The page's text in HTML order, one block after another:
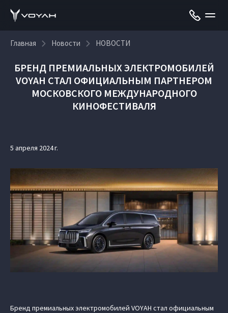
Главная Новости НОВОСТИ
БРЕНД ПРЕМИАЛЬНЫХ ЭЛЕКТРОМОБИЛЕЙ
VOYAH СТАЛ ОФИЦИАЛЬНЫМ ПАРТНЕРОМ
МОСКОВСКОГО МЕЖДУНАРОДНОГО
КИНОФЕСТИВАЛЯ
5 апреля 2024 г.
Бренд премиальных электромобилей VOYAH стал официальным